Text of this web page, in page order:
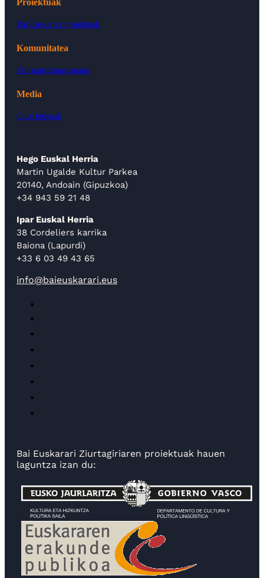
Proiektuak
Bai Euskarari proiektuak
Komunitatea
Ziurtagiridunen mapa
Media
Gure bideoak
Hego Euskal Herria
Martin Ugalde Kultur Parkea
20140, Andoain (Gipuzkoa)
+34 943 59 21 48
Ipar Euskal Herria
38 Cordeliers karrika
Baiona (Lapurdi)
+33 6 03 49 43 65
info@baieuskarari.eus
Bai Euskarari Ziurtagiriaren proiektuak hauen
laguntza izan du: